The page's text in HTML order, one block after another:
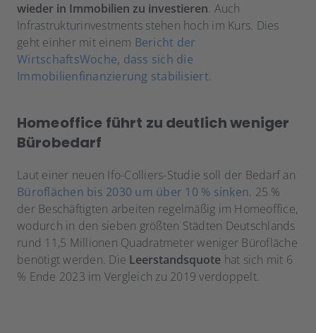
wieder in Immobilien zu investieren. Auch
Infrastrukturinvestments stehen hoch im Kurs. Dies
geht einher mit einem Bericht der
WirtschaftsWoche, dass sich die
Immobilienfinanzierung stabilisiert.
Homeoffice führt zu deutlich weniger
Bürobedarf
Laut einer neuen Ifo-Colliers-Studie soll der Bedarf an
Büroflächen bis 2030 um über 10 % sinken. 25 %
der Beschäftigten arbeiten regelmäßig im Homeoffice,
wodurch in den sieben größten Städten Deutschlands
rund 11,5 Millionen Quadratmeter weniger Bürofläche
benötigt werden. Die Leerstandsquote hat sich mit 6
% Ende 2023 im Vergleich zu 2019 verdoppelt.